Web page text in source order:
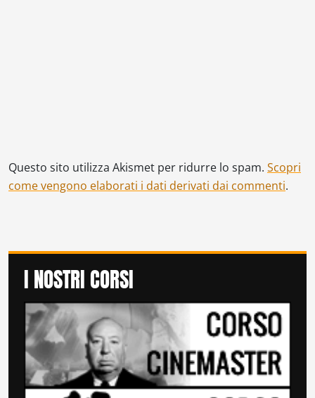
Questo sito utilizza Akismet per ridurre lo spam. Scopri
come vengono elaborati i dati derivati dai commenti.
I NOSTRI CORSI